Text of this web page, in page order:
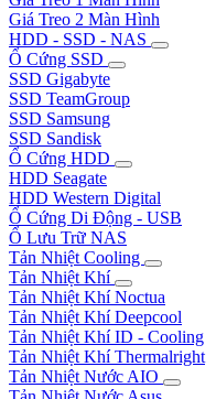
Giá Treo 2 Màn Hình
HDD - SSD - NAS
Ổ Cứng SSD
SSD Gigabyte
SSD TeamGroup
SSD Samsung
SSD Sandisk
Ổ Cứng HDD
HDD Seagate
HDD Western Digital
Ổ Cứng Di Động - USB
Ổ Lưu Trữ NAS
Tản Nhiệt Cooling
Tản Nhiệt Khí
Tản Nhiệt Khí Noctua
Tản Nhiệt Khí Deepcool
Tản Nhiệt Khí ID - Cooling
Tản Nhiệt Khí Thermalright
Tản Nhiệt Nước AIO